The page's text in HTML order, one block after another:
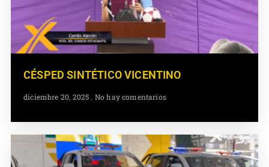
CÉSPED SINTÉTICO VICENTINO
diciembre 20, 2025 No hay comentarios